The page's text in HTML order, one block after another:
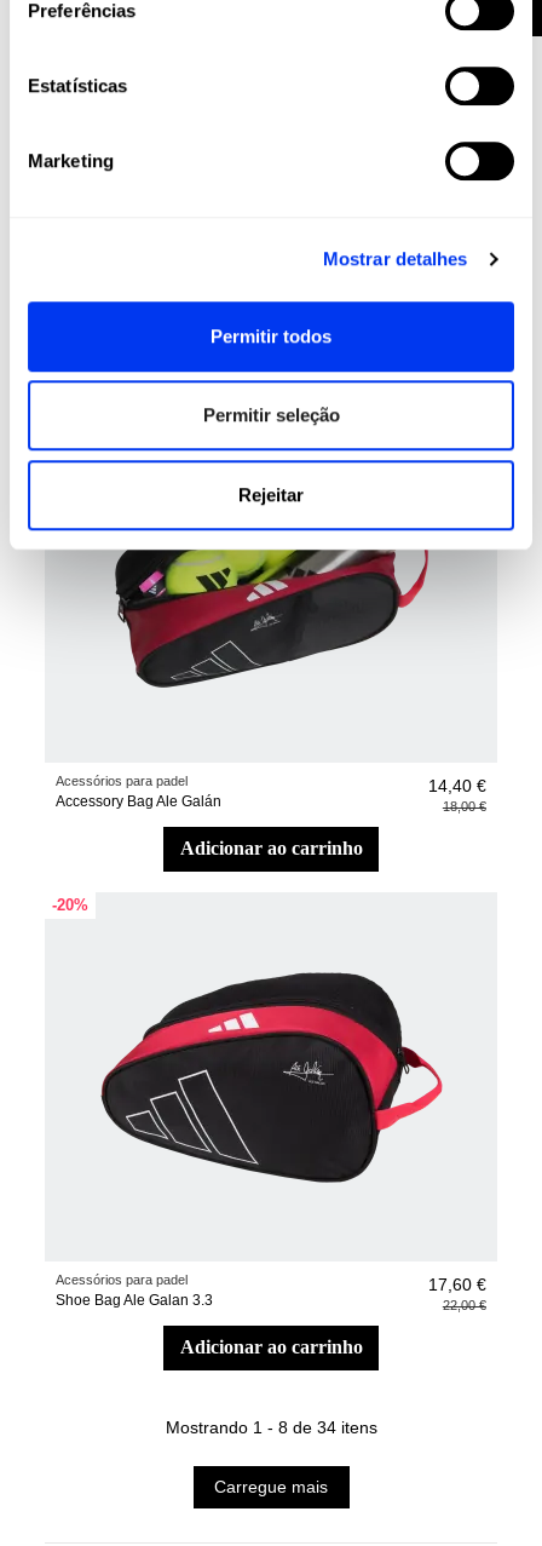
Preferências
Estatísticas
Marketing
Mostrar detalhes
Permitir todos
Permitir seleção
Rejeitar
Wallet lime 3.3 10,00 €
adicionar ao carrinho
Acessórios para padel
Accessory Bag Ale Galán
14,40 €
18,00 €
adicionar ao carrinho
-20%
Acessórios para padel
Shoe Bag Ale Galan 3.3
17,60 €
22,00 €
adicionar ao carrinho
Mostrando 1 - 8 de 34 itens
Carregue mais